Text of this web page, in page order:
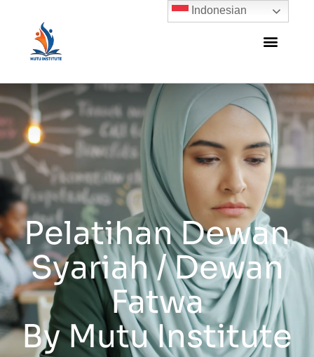
Pelatihan Dewan
Syariah / Dewan
Fatwa
By Mutu Institute
Indonesian